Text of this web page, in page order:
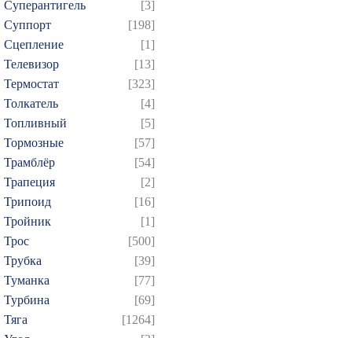
Суперантигель
[3]
Суппорт
[198]
Сцепление
[1]
Телевизор
[13]
Термостат
[323]
Толкатель
[4]
Топливный
[5]
Тормозные
[57]
Трамблёр
[54]
Трапеция
[2]
Трипоид
[16]
Тройник
[1]
Трос
[500]
Трубка
[39]
Туманка
[77]
Турбина
[69]
Тяга
[1264]